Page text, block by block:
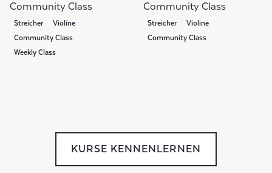
Community Class
Streicher
Violine
Community Class
Weekly Class
Community Class
Streicher
Violine
Community Class
KURSE KENNENLERNEN